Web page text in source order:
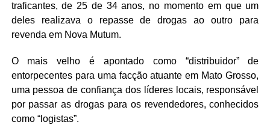
traficantes, de 25 de 34 anos, no momento em que um
deles realizava o repasse de drogas ao outro para
revenda em Nova Mutum.
O mais velho é apontado como “distribuidor” de
entorpecentes para uma facção atuante em Mato Grosso,
uma pessoa de confiança dos líderes locais, responsável
por passar as drogas para os revendedores, conhecidos
como “logistas”.